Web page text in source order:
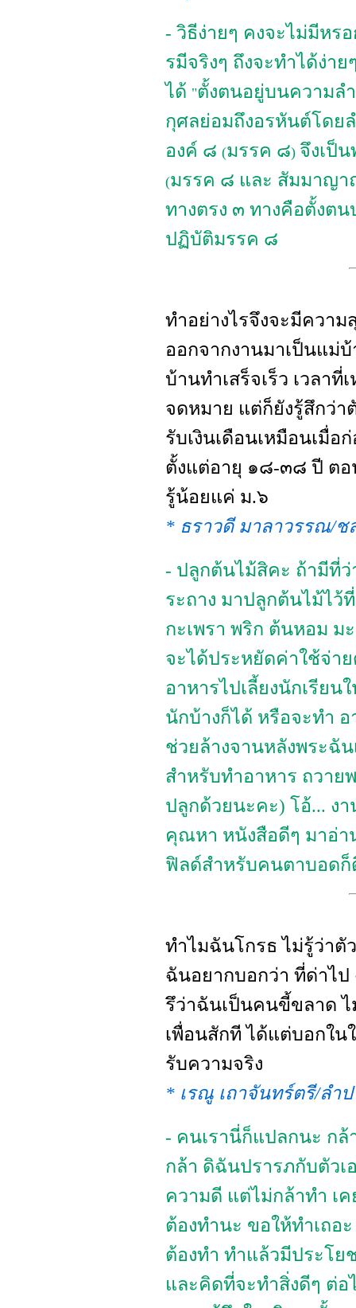
- วิธีง่ายๆ คงจะไม่มีหร
รมีจริงๆ ถึงจะทำได้ง่า
ได้ "ตั้งตนอยู่บนความล
กุศลย่อมถึงอรหันต์โดย
องค์ ๘ (มรรค ๘) จึงเป็
(มรรค ๘ และ สัมมาญ
ทางตรง ๓ ทางคือตั้งต
ปฏิบัติมรรค ๘
ทำอย่างไรจึงจะมีควา
ออกจากงานมาเป็นแม่บ้
บ้านทำเสร็จเร็ว เวลา
จดหมาย แต่ก็ยังรู้สึกว่า
รับเงินเดือนเหมือนเมื่
ตั้งแต่อายุ ๑๘-๓๘ ปี ตอ
รู้น้อยแค่ ม.๖
* ธราวดี มาลาวรรณ/ช
- ปลูกต้นไม้สิคะ ถ้ามีที่
ระถาง มาปลูกต้นไม้ไว้
กะเพรา พริก ต้นหอม ม
จะได้ประหยัดค่าใช้จ่า
อาหารไปเลี้ยงนักเรียน
นักบ้างก็ได้ หรือจะทำ
ช่วยล้างจานหลังพระฉั
สำหรับทำอาหาร ถวา
ปลูกด้วยนะคะ) โอ้... งา
คุณหา หนังสือดีๆ มาอ่า
ฟิลด์สำหรับคนตาบอดก็
ทำไมฉันโกรธ ไม่รู้ว่าตั
ฉันอยากบอกว่า ที่ด่าไ
รึว่าฉันเป็นคนขี้ขลาด ไ
เพื่อนสักที ได้แต่บอกใ
รับความจริง
* เรณู เถาจันทร์ตรี/ลำป
- คนเรานี่ก็แปลกนะ กล้
กล้า ดิฉันปรารภกับตัวเ
ความดี แต่ไม่กล้าทำ เค
ต้องทำนะ ขอให้ทำเถอ
ต้องทำ ทำแล้วมีประโย
และคิดที่จะทำสิ่งดีๆ ต่